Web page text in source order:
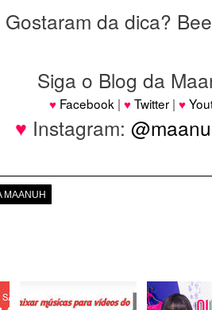
Gostaram da dica?
Siga o Blog da
♥ Facebook | ♥Twitter | ♥
♥ Instagram:
MAANUH